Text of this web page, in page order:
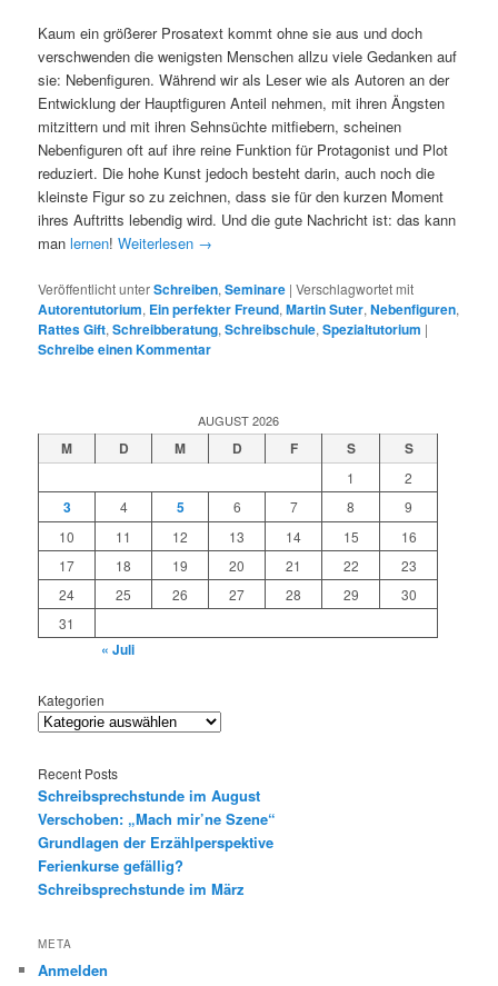
Kaum ein größerer Prosatext kommt ohne sie aus und doch
verschwenden die wenigsten Menschen allzu viele Gedanken auf
sie: Nebenfiguren. Während wir als Leser wie als Autoren an der
Entwicklung der Hauptfiguren Anteil nehmen, mit ihren Ängsten
mitzittern und mit ihren Sehnsüchte mitfiebern, scheinen
Nebenfiguren oft auf ihre reine Funktion für Protagonist und Plot
reduziert. Die hohe Kunst jedoch besteht darin, auch noch die
kleinste Figur so zu zeichnen, dass sie für den kurzen Moment
ihres Auftritts lebendig wird. Und die gute Nachricht ist: das kann
manlernen!Weiterlesen →
Veröffentlicht unterSchreiben,Seminare |Verschlagwortet mit
Autorentutorium, Ein perfekter Freund,Martin Suter,Nebenfiguren,
Rattes Gift,Schreibberatung,Schreibschule,Spezialtutorium |
Schreibe einen Kommentar
AUGUST 2026
M D M D F S S
1 2
3 4 5 6 7 8
9
10
11 12 13 14 15
16
17
18 19 20 21 22
23
24
25 26 27 28 29
30
31
« Juli
Kategorien
Recent Posts
Schreibsprechstunde im August
Verschoben: „Mach mir’ne Szene“
Grundlagen der Erzählperspektive
Ferienkurse gefällig?
Schreibsprechstunde im März
META
Anmelden